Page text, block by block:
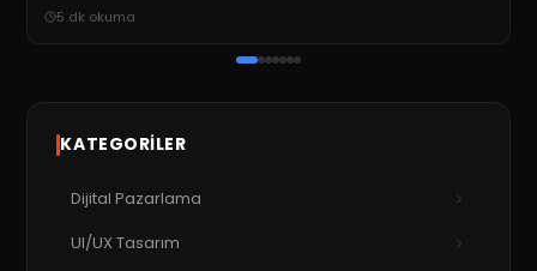
5 dk okuma
KATEGORILER
Dijital Pazarlama
UI/UX Tasarım